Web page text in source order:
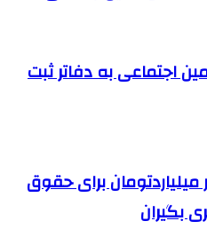
اجتماعی به دفاتر ثبت
هرماه ۹۰ هزار میلیاردتومان برای حقوق
بگیران